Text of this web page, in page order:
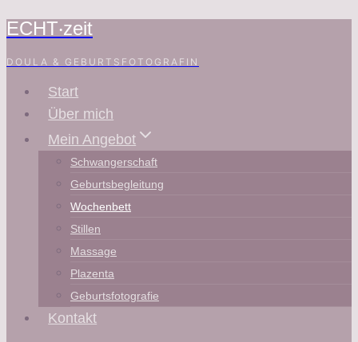
Zum
springen
ECHT‧zeit
DOULA & GEBURTSFOTOGRAFIN
Start
Über mich
Mein Angebot
Schwangerschaft
Geburtsbegleitung
Wochenbett
Stillen
Massage
Plazenta
Geburtsfotografie
Kontakt